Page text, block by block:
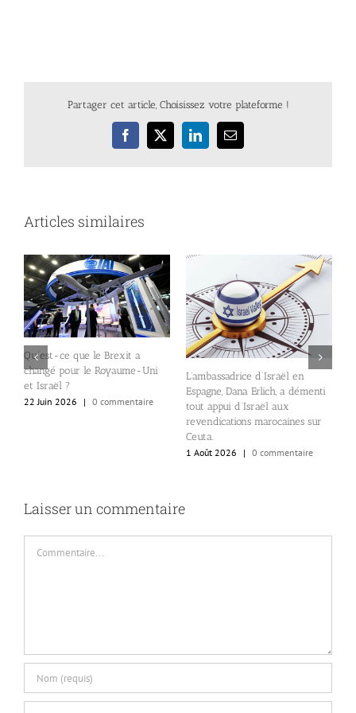
Partager cet article, Choisissez votre plateforme !
Facebook
X LinkedInEmail
Articles similaires
Qu’est-ce que le Brexit a
changé pour le Royaume-Uni
et Israël ?
22 Juin 2026
| 0 commentaire
L’ambassadrice d’Israël en
Espagne, Dana Erlich, a démenti
tout appui d’Israël aux
revendications marocaines sur
Ceuta.
1 Août 2026
| 0 commentaire
Laisser un commentaire